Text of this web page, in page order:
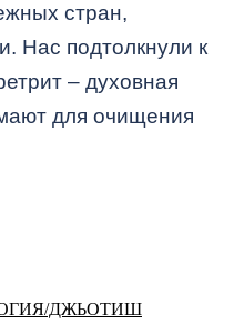
стран,
Нас подтолкнули к
– духовная
для очищения
ДЖЬОТИШ